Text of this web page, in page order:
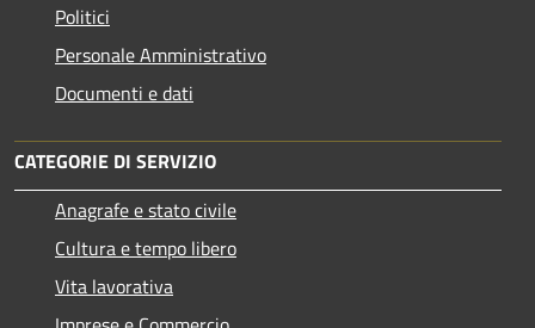
Politici
Personale Amministrativo
Documenti e dati
CATEGORIE DI SERVIZIO
Anagrafe e stato civile
Cultura e tempo libero
Vita lavorativa